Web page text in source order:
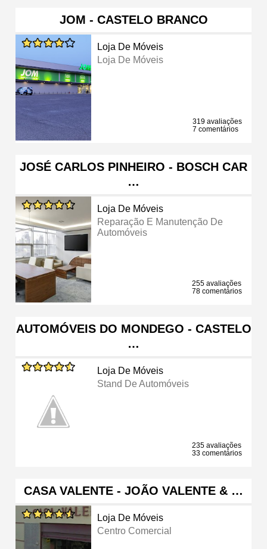
JOM - CASTELO BRANCO
Loja De Móveis
Loja De Móveis
319 avaliações
7 comentários
JOSÉ CARLOS PINHEIRO - BOSCH CAR
…
Loja De Móveis
Reparação E Manutenção De
Automóveis
255 avaliações
78 comentários
AUTOMÓVEIS DO MONDEGO - CASTELO
…
Loja De Móveis
Stand De Automóveis
235 avaliações
33 comentários
CASA VALENTE - JOÃO VALENTE & …
Loja De Móveis
Centro Comercial